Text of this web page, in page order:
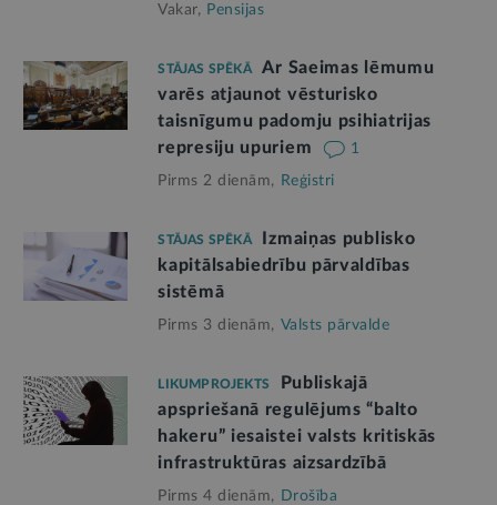
Vakar, Pensijas
STĀJAS SPĒKĀ
Ar Saeimas lēmumu
varēs atjaunot vēsturisko
taisnīgumu padomju psihiatrijas
represiju upuriem
1
Pirms 2 dienām, Reģistri
STĀJAS SPĒKĀ
Izmaiņas publisko
kapitālsabiedrību pārvaldības
sistēmā
Pirms 3 dienām, Valsts pārvalde
LIKUMPROJEKTS
Publiskajā
apspriešanā regulējums “balto
hakeru” iesaistei valsts kritiskās
infrastruktūras aizsardzībā
Pirms 4 dienām, Drošība